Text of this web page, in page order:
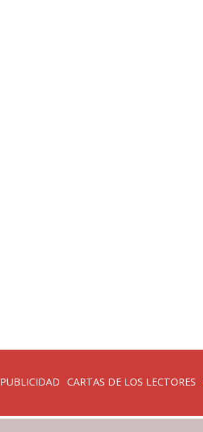
PUBLICIDAD CARTAS DE LOS LECTORES